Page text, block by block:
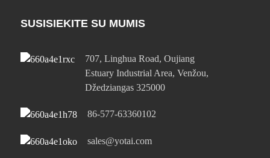
SUSISIEKITE SU MUMIS
707, Linghua Road, Oujiang
Estuary Industrial Area, Venžou,
Džedziangas 325000
86-577-63360102
sales@yotai.com